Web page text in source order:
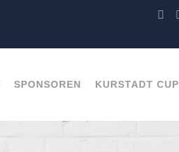
SPONSOREN KURSTADT CUP